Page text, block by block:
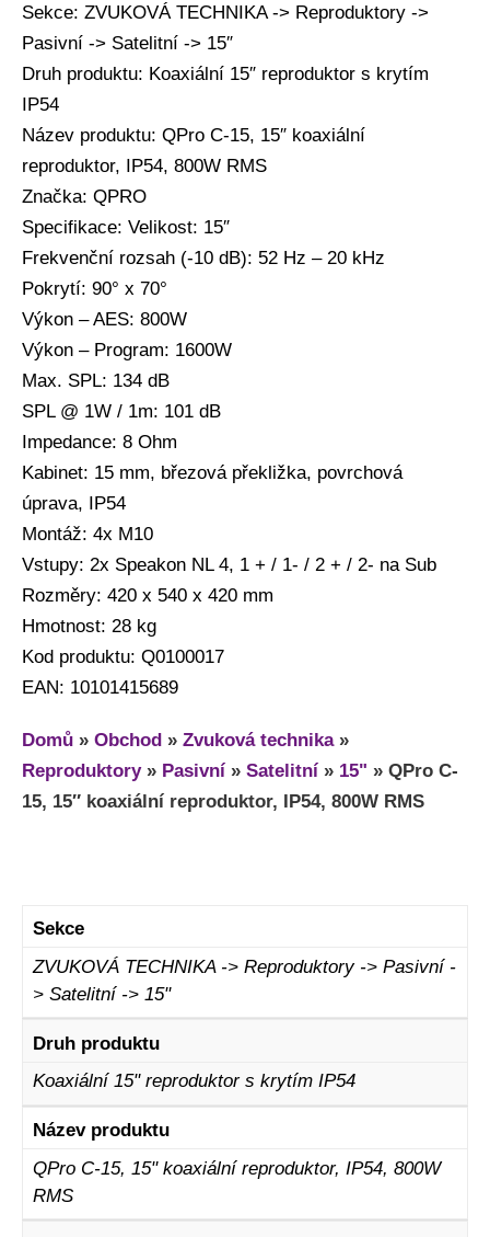
Sekce: ZVUKOVÁ TECHNIKA -> Reproduktory ->
Pasivní -> Satelitní -> 15″
Druh produktu: Koaxiální 15″ reproduktor s krytím
IP54
Název produktu: QPro C-15, 15″ koaxiální
reproduktor, IP54, 800W RMS
Značka: QPRO
Specifikace: Velikost: 15″
Frekvenční rozsah (-10 dB): 52 Hz – 20 kHz
Pokrytí: 90° x 70°
Výkon – AES: 800W
Výkon – Program: 1600W
Max. SPL: 134 dB
SPL @ 1W / 1m: 101 dB
Impedance: 8 Ohm
Kabinet: 15 mm, březová překližka, povrchová
úprava, IP54
Montáž: 4x M10
Vstupy: 2x Speakon NL 4, 1 + / 1- / 2 + / 2- na Sub
Rozměry: 420 x 540 x 420 mm
Hmotnost: 28 kg
Kod produktu: Q0100017
EAN: 10101415689
Domů » Obchod » Zvuková technika»
Reproduktory» Pasivní » Satelitní » 15" » QPro C-
15, 15″ koaxiální reproduktor, IP54, 800W RMS
Sekce
ZVUKOVÁ TECHNIKA -> Reproduktory -> Pasivní -
> Satelitní -> 15"
Druh produktu
Koaxiální 15" reproduktor s krytím IP54
Název produktu
QPro C-15, 15" koaxiální reproduktor, IP54, 800W
RMS